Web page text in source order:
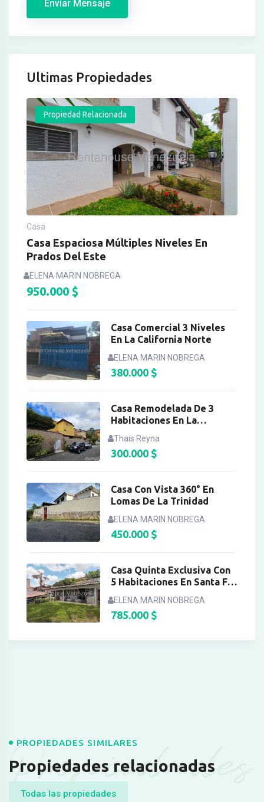
Enviar Mensaje
Ultimas Propiedades
Propiedad Relacionada
Casa
Casa Espaciosa Múltiples Niveles En
Prados Del Este
ELENA MARIN NOBREGA
950.000 $
Casa Comercial 3 Niveles
En La California Norte
ELENA MARIN NOBREGA
380.000 $
Casa Remodelada De 3
Habitaciones En La
Thais Reyna
300.000 $
Casa Con Vista 360° En
Lomas De La Trinidad
ELENA MARIN NOBREGA
450.000 $
Casa Quinta Exclusiva Con
5 Habitaciones En Santa Fe
ELENA MARIN NOBREGA
785.000 $
Propiedades
PROPIEDADES SIMILARES
Propiedades relacionadas
Todas las propiedades